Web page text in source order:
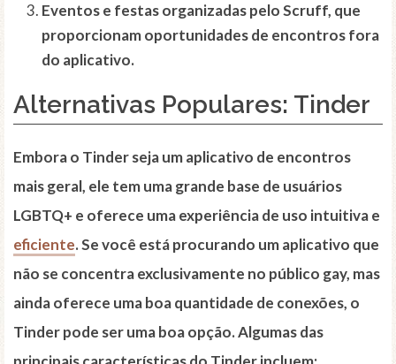
Eventos e festas organizadas pelo Scruff, que
proporcionam oportunidades de encontros fora
do aplicativo.
Alternativas Populares: Tinder
Embora o Tinder seja um aplicativo de encontros
mais geral, ele tem uma grande base de usuários
LGBTQ+ e oferece uma experiência de uso intuitiva e
eficiente. Se você está procurando um aplicativo que
não se concentra exclusivamente no público gay, mas
ainda oferece uma boa quantidade de conexões, o
Tinder pode ser uma boa opção. Algumas das